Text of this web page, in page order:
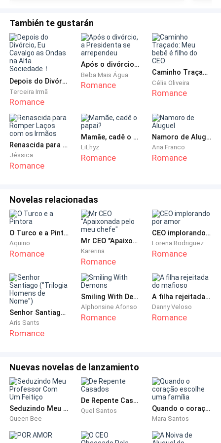
Sabia que, com a presença daquela mulher em casa,
seu dia seria só sofrimento. Mesmo assim, não se
deixou abater, já que precisava do dinheiro para pagar,
o aluguel e as contas que estavam atrasadas.
[…]
Às duas da tarde, seu telefone tocou, como viu que
era o número da creche, seu coração logo se apertou.
— Alô.
mal e tivemos que chamar uma ambulância que a
levou para o hospital. Uma de nossas auxiliares está
acompanhando-a, mas preciso que você vá
imediatamente para lá, já que é a responsável pela Lis.
— O que houve? Por que foi preciso chamar a
ambulância? — Perguntou preocupada.
— A Lis desmaiou após o horário do almoço.
Tentamos reanimá-la, mas ela não acordava. Os
médicos a animaram aqui, mas disseram que
— Estou indo imediatamente, obrigada por tudo. —
Desligou o telefone.
Deixando todas as coisas que estava fazendo, bateu
na porta do escritório da patroa, desesperada.
También te gustarán
Depois do Divórcio, Eu Cavalgo as Ondas na Alta Sociedade！
Terceira Irmã
Romance
Após o divórcio, a Presidenta se arrependeu
Beba Mais Água
Romance
Caminho Traçado: Meu bebê é filho do CEO
Célia Oliveira
Romance
Renascida para Romper Laços com os Irmãos
Jéssica
Romance
Mamãe, cadê o papai?
LiLhyz
Romance
Namoro de Aluguel
Ana Franco
Romance
Novelas relacionadas
O Turco e a Pintora
Aquino
Romance
Mr CEO "Apaixonada pelo meu chefe"
Karerina
Romance
CEO implorando por amor
Lorena Rodriguez
Romance
Senhor Santiago ("Trilogia Homens de Nome")
Aris Sants
Romance
Smiling With Demons
Alphonsine Afonso
Romance
A filha rejeitada do mafioso
Danny Veloso
Romance
Nuevas novelas de lanzamiento
Seduzindo Meu Professor Com Um Feitiço
Queen Bee
De Repente Casados
Quel Santos Quando o coração escolhe uma família
Mara Santos